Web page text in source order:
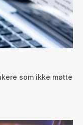
som ikke møtte